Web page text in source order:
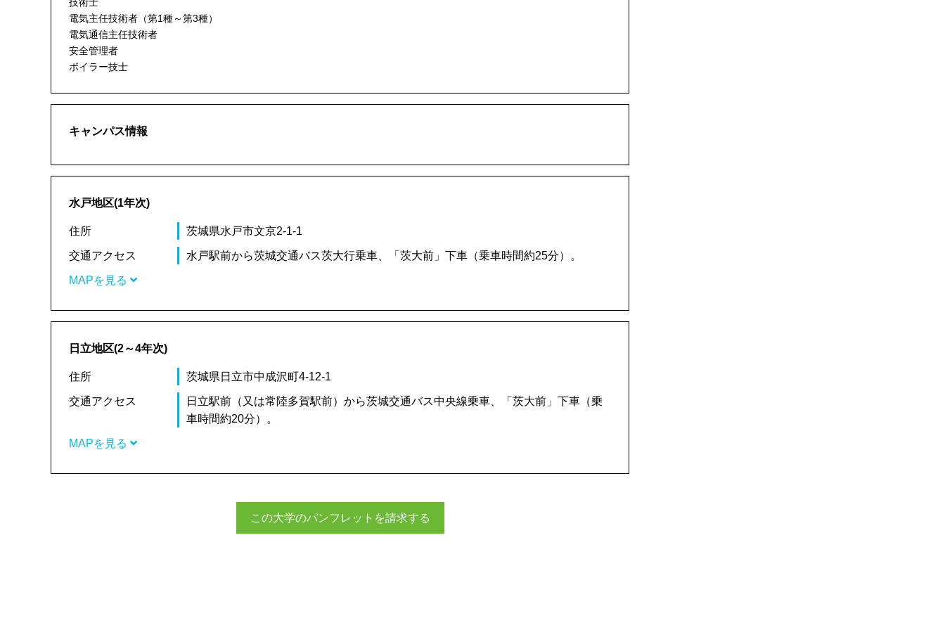
電気主任技術者（第1種～第3種）
電気通信主任技術者
安全管理者
ボイラー技士
キャンパス情報
水戸地区(1年次)
住所 茨城県水戸市文京2-1-1
交通アクセス 水戸駅前から茨城交通バス茨大行乗車、「茨大前」下車（乗車時間約25分）。
MAPを見る
日立地区(2～4年次)
住所 茨城県日立市中成沢町4-12-1
交通アクセス
日立駅前（又は常陸多賀駅前）から茨城交通バス中央線乗車、「茨大前」下車（乗
車時間約20分）。
MAPを見る
この大学のパンフレットを請求する